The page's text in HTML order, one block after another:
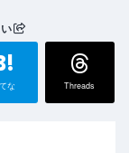
な Threads